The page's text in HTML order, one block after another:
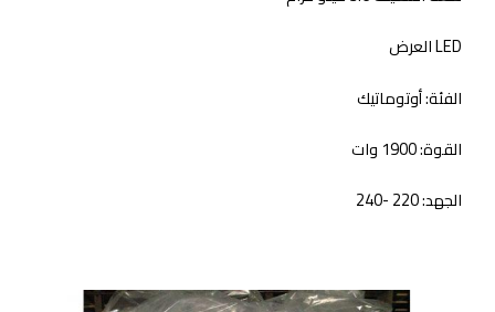
LED العرض
الفئة: أوتوماتيك
القوة: 1900 وات
الجهد: 220 -240